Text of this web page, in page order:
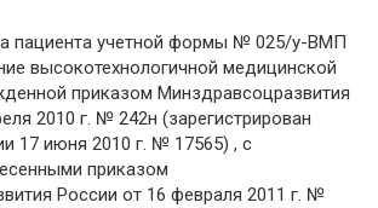
пациента учетной формы № 025/у-ВМП
высокотехнологичной медицинской
приказом Минздравсоцразвития
2010 г. № 242н (зарегистрирован
17 июня 2010 г. № 17565) , с
приказом
России от 16 февраля 2011 г. №